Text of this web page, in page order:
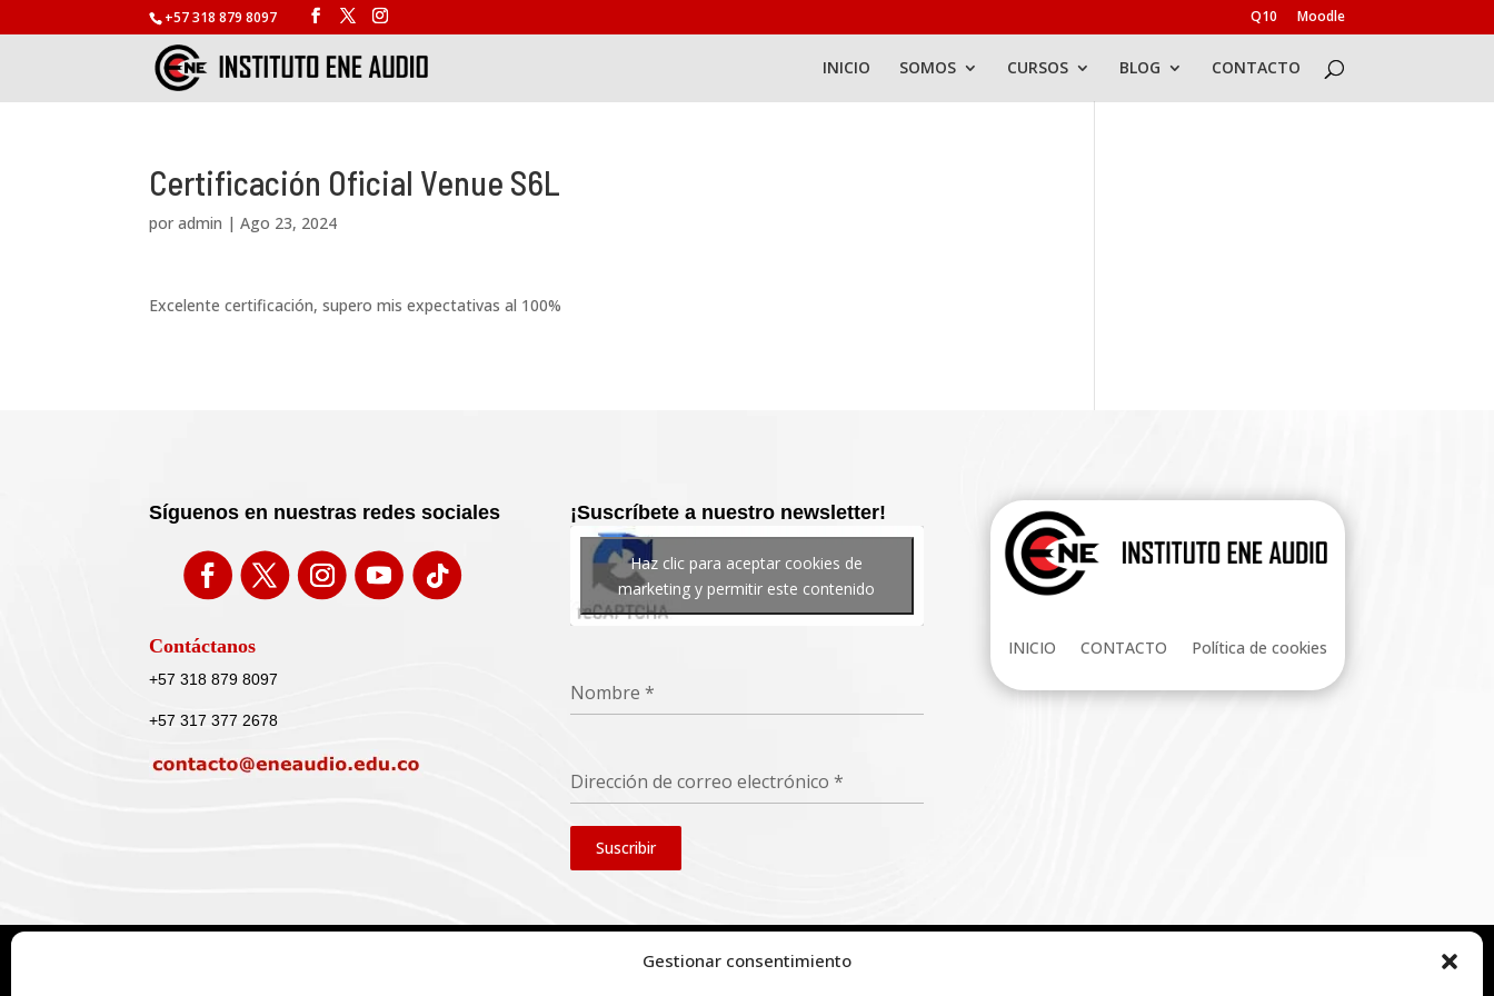
Gestionar consentimiento
+57 318 879 8097 Q10 Moodle
INICIO SOMOS CURSOS BLOG CONTACTO
Certificación Oficial Venue S6L
poradmin |Ago 23, 2024
Excelente certificación, supero mis expectativas al 100%
Síguenos en nuestras redes sociales
Contáctanos
+57 318 879 8097
+57 317 377 2678
¡Suscríbete a nuestro newsletter!
Haz clic para aceptar cookies de
marketing y permitir este contenido
Nombre *
Dirección de correo electrónico *
Suscribir
INICIO CONTACTO Política de cookies